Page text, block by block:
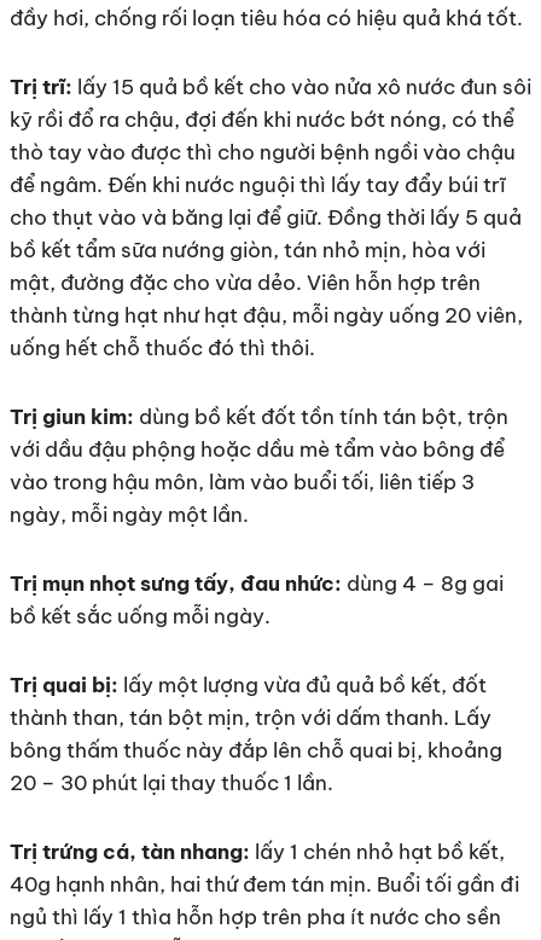
đầy hơi, chống rối loạn tiêu hóa có hiệu quả khá tốt.
Trị trĩ: lấy 15 quả bồ kết cho vào nửa xô nước đun sôi
kỹ rồi đổ ra chậu, đợi đến khi nước bớt nóng, có thể
thò tay vào được thì cho người bệnh ngồi vào chậu
để ngâm. Đến khi nước nguội thì lấy tay đẩy búi trĩ
cho thụt vào và băng lại để giữ. Đồng thời lấy 5 quả
bồ kết tẩm sữa nướng giòn, tán nhỏ mịn, hòa với
mật, đường đặc cho vừa dẻo. Viên hỗn hợp trên
thành từng hạt như hạt đậu, mỗi ngày uống 20 viên,
uống hết chỗ thuốc đó thì thôi.
Trị giun kim: dùng bồ kết đốt tồn tính tán bột, trộn
với dầu đậu phộng hoặc dầu mè tẩm vào bông để
vào trong hậu môn, làm vào buổi tối, liên tiếp 3
ngày, mỗi ngày một lần.
Trị mụn nhọt sưng tấy, đau nhức: dùng 4 – 8g gai
bồ kết sắc uống mỗi ngày.
Trị quai bị: lấy một lượng vừa đủ quả bồ kết, đốt
thành than, tán bột mịn, trộn với dấm thanh. Lấy
bông thấm thuốc này đắp lên chỗ quai bị, khoảng
20 – 30 phút lại thay thuốc 1 lần.
Trị trứng cá, tàn nhang: lấy 1 chén nhỏ hạt bồ kết,
40g hạnh nhân, hai thứ đem tán mịn. Buổi tối gần đi
ngủ thì lấy 1 thìa hỗn hợp trên pha ít nước cho sền